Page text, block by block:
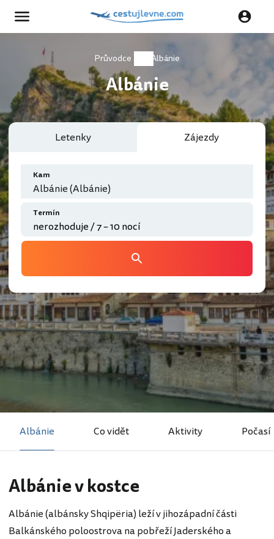
Průvodce Albánie
Albánie
Letenky Zájezdy
Kam
Albánie (Albánie)
Termín
Albánie Co vidět Aktivity Počasí
Albánie v kostce
Albánie (albánsky Shqipëria) leží v jihozápadní části
Balkánského poloostrova na pobřeží Jaderského a